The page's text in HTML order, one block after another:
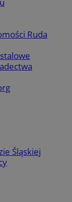
Ruda
Śląskiej